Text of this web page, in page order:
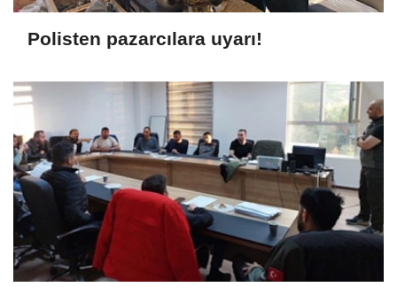
Polisten pazarcılara uyarı!